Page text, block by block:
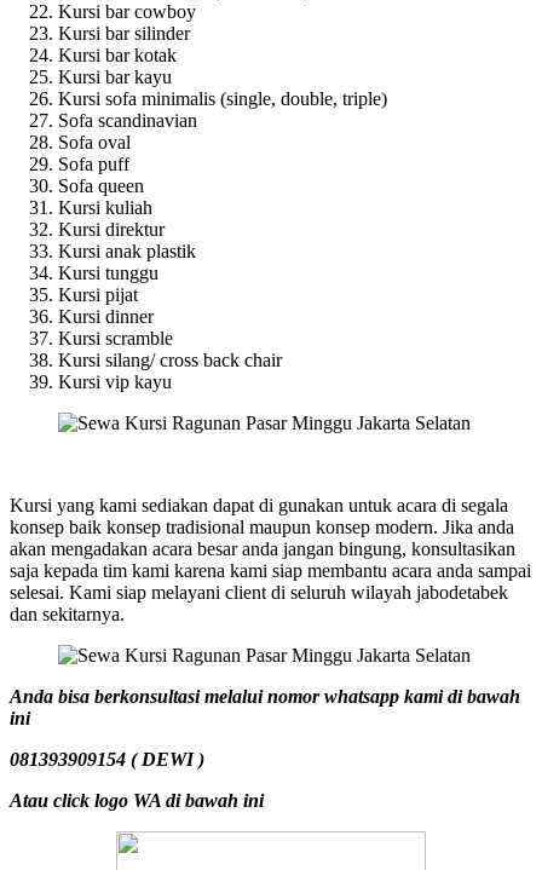
Kursi bar cowboy
Kursi bar silinder
Kursi bar kotak
Kursi bar kayu
Kursi sofa minimalis (single, double, triple)
Sofa scandinavian
Sofa oval
Sofa puff
Sofa queen
Kursi kuliah
Kursi direktur
Kursi anak plastik
Kursi tunggu
Kursi pijat
Kursi dinner
Kursi scramble
Kursi silang/ cross back chair
Kursi vip kayu
Kursi yang kami sediakan dapat di gunakan untuk acara di segala
konsep baik konsep tradisional maupun konsep modern. Jika anda
akan mengadakan acara besar anda jangan bingung, konsultasikan
saja kepada tim kami karena kami siap membantu acara anda sampai
selesai. Kami siap melayani client di seluruh wilayah jabodetabek
dan sekitarnya.
Anda bisa berkonsultasi melalui nomor whatsapp kami di bawah
ini
081393909154 ( DEWI )
Atau click logo WA di bawah ini